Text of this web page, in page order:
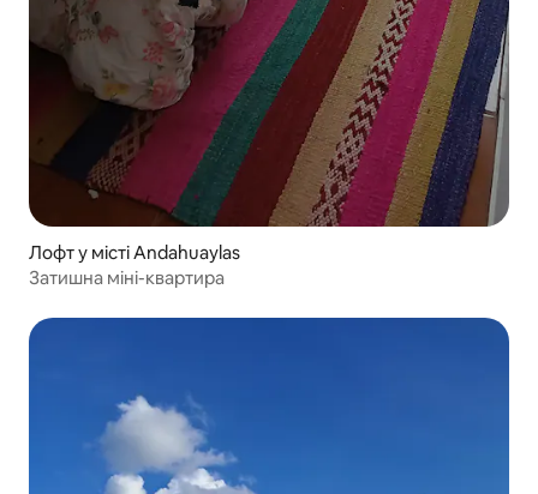
Лофт у місті Andahuaylas
Затишна міні-квартира